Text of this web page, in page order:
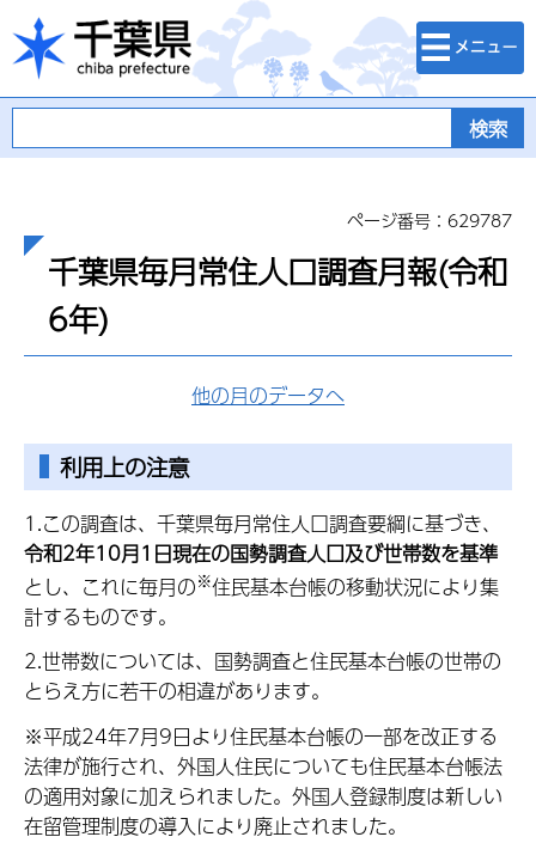
千葉県
検索・メニュ
ー
ページ番号：629787
千葉県毎月常住人口調査月報(令和
6年)
他の月のデータへ
利用上の注意
1.この調査は、千葉県毎月常住人口調査要綱に基づき、
令和2年10月1日現在の国勢調査人口及び世帯数を基準
とし、これに毎月の※住民基本台帳の移動状況により集
計するものです。
2.世帯数については、国勢調査と住民基本台帳の世帯の
とらえ方に若干の相違があります。
※平成24年7月9日より住民基本台帳の一部を改正する
法律が施行され、外国人住民についても住民基本台帳法
の適用対象に加えられました。外国人登録制度は新しい
在留管理制度の導入により廃止されました。